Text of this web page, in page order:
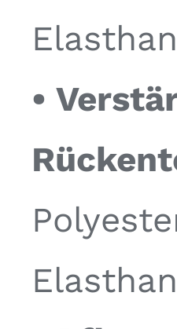
Elasthan
•
Elasthan